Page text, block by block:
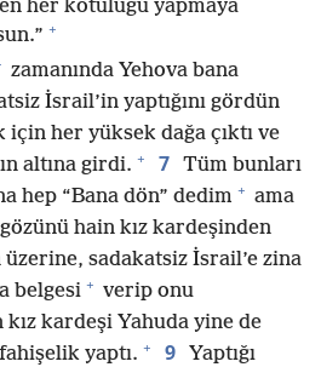
her kötülüğü yapmaya
+
zamanında Yehova bana
İsrail’in yaptığını gördün
için her yüksek dağa çıktı ve
altına girdi. + 7 Tüm bunları
hep “Bana dön” dedim + ama
hain kız kardeşinden
üzerine, sadakatsiz İsrail’e zina
belgesi + verip onu
kardeşi Yahuda yine de
yaptı. + 9 Yaptığı